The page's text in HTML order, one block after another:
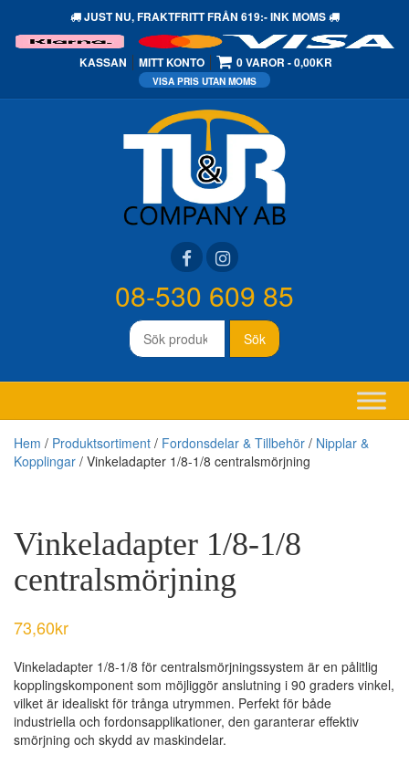
JUST NU,FRAKTFRITTFRÅN 619:- INK MOMS
KASSAN MITT KONTO 0 VAROR 0,00KR
Sök
efter:
Sök
08-530 609 85
Hem / Produktsortiment / Fordonsdelar & Tillbehör / Nipplar &
Kopplingar / Vinkeladapter 1/8-1/8 centralsmörjning
Vinkeladapter 1/8-1/8
centralsmörjning
73,60kr
Vinkeladapter 1/8-1/8 för centralsmörjningssystem är en pålitlig
kopplingskomponent som möjliggör anslutning i 90 graders vinkel,
vilket är idealiskt för trånga utrymmen. Perfekt för både
industriella och fordonsapplikationer, den garanterar effektiv
smörjning och skydd av maskindelar.